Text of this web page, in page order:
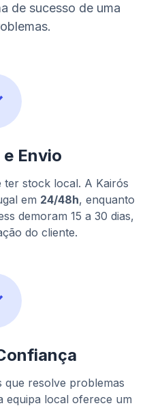
de sucesso de uma
Envio
ter stock local. A Kairós
em 24/48h, enquanto
demoram 15 a 30 dias,
do cliente.
resolve problemas
equipa local oferece um